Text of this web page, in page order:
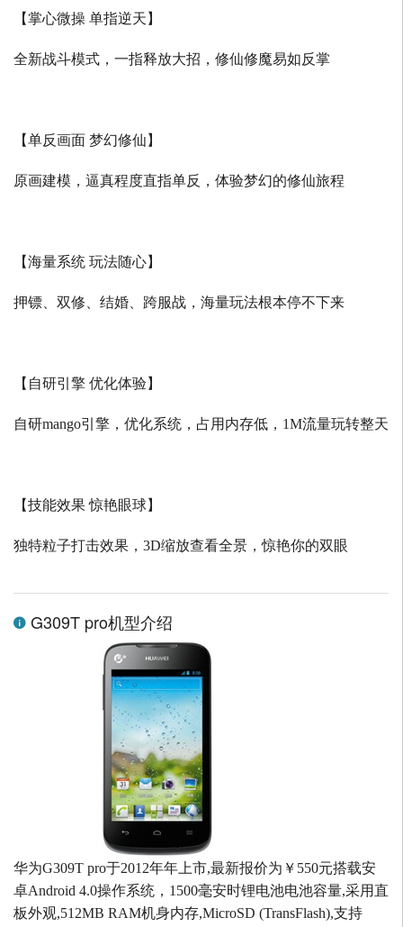
【掌心微操 单指逆天】
全新战斗模式，一指释放大招，修仙修魔易如反掌
【单反画面 梦幻修仙】
原画建模，逼真程度直指单反，体验梦幻的修仙旅程
【海量系统 玩法随心】
押镖、双修、结婚、跨服战，海量玩法根本停不下来
【自研引擎 优化体验】
自研mango引擎，优化系统，占用内存低， 1M流量玩转整天
【技能效果 惊艳眼球】
独特粒子打击效果， 3D缩放查看全景，惊艳你的双眼
G309T pro机型介绍
华为G309T pro于2012年年上市,最新报价为￥550元搭载安
卓Android 4.0操作系统，1500毫安时锂电池电池容量,采用直
板外观,512MB RAM机身内存,MicroSD (TransFlash),支持